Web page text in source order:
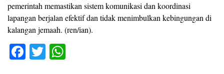
pemerintah memastikan sistem komunikasi dan koordinasi
lapangan berjalan efektif dan tidak menimbulkan kebingungan di
kalangan jemaah. (ren/ian).
F
T